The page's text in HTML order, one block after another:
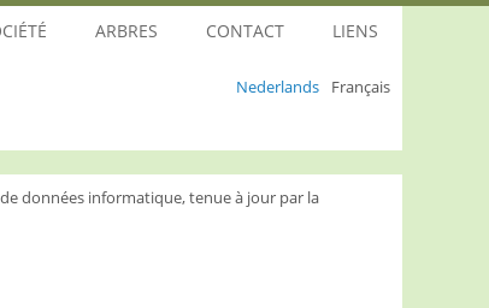
Nederlands Français
ARBRES CONTACT LIENS
données informatique, tenue à jour par la